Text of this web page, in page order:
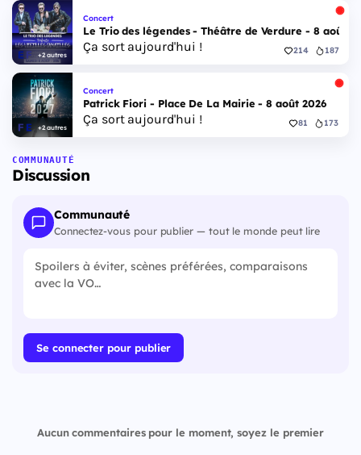
+2 autres
Concert
Le Trio des légendes - Théâtre de Verdure - 8 août
Ça sort aujourd'hui ! 214 187
+2 autres
Concert
Patrick Fiori - Place De La Mairie - 8 août 2026
Ça sort aujourd'hui ! 81 173
COMMUNAUTÉ
Discussion
Communauté
Connectez-vous pour publier — tout le monde peut lire
Se connecter pour publier
Aucun commentaires pour le moment, soyez le premier